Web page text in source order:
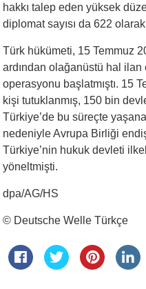
hakkı talep eden yüksek
diplomat sayısı da 622 olarak
Türk hükümeti, 15 Temmuz
ardından olağanüstü hal ilan
operasyonu başlatmıştı. 15
kişi tutuklanmış, 150 bin
Türkiye’de bu süreçte
nedeniyle Avrupa Birliği
Türkiye’nin hukuk devleti
yöneltmişti.
dpa/AG/HS
© Deutsche Welle Türkçe